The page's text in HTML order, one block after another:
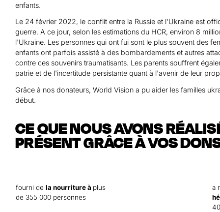
enfants.
Le 24 février 2022, le conflit entre la Russie et l'Ukraine est
guerre. A ce jour, selon les estimations du HCR, environ 8
l'Ukraine. Les personnes qui ont fui sont le plus souvent des
enfants ont parfois assisté à des bombardements et autres
contre ces souvenirs traumatisants. Les parents souffrent
patrie et de l'incertitude persistante quant à l'avenir de leur
Grâce à nos donateurs, World Vision a pu aider les familles
début.
CE QUE NOUS AVONS
PRÉSENT GRÂCE À VOS
fourni dela nourriture à plus
de 355 000 personnes
a